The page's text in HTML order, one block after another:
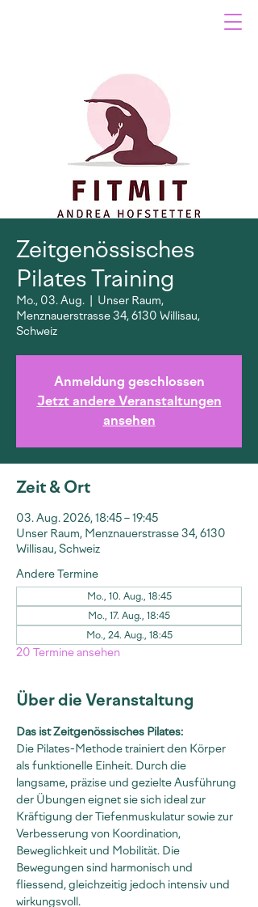
Zeitgenössisches
Pilates Training
Mo., 03. Aug.
Unser Raum,
Menznauerstrasse 34, 6130 Willisau,
Schweiz
Anmeldung geschlossen
Jetzt andere Veranstaltungen
ansehen
Zeit & Ort
03. Aug. 2026, 18:45 – 19:45
Unser Raum, Menznauerstrasse 34, 6130
Willisau, Schweiz
Andere Termine
Mo., 10. Aug., 18:45
Mo., 17. Aug., 18:45
Mo., 24. Aug., 18:45
20 Termine ansehen
Über die Veranstaltung
Das ist Zeitgenössisches Pilates:
Die Pilates-Methode trainiert den Körper
als funktionelle Einheit. Durch die
langsame, präzise und gezielte Ausführung
der Übungen eignet sie sich ideal zur
Kräftigung der Tiefenmuskulatur sowie zur
Verbesserung von Koordination,
Beweglichkeit und Mobilität. Die
Bewegungen sind harmonisch und
fliessend, gleichzeitig jedoch intensiv und
wirkungsvoll.